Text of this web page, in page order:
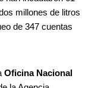
millones de litros
de 347 cuentas
Oficina Nacional